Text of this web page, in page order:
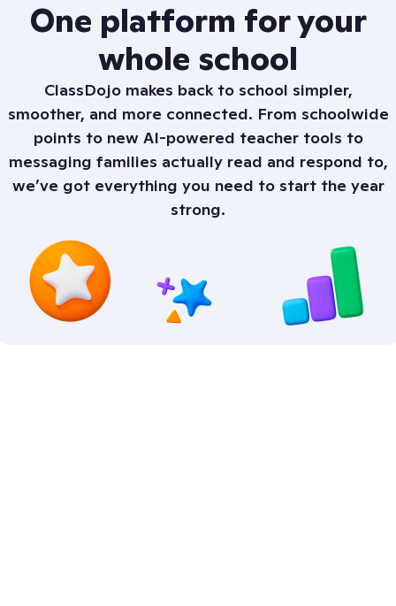
One platform for your
whole school
ClassDojo makes back to school simpler,
smoother, and more connected. From schoolwide
points to new AI-powered teacher tools to
messaging families actually read and respond to,
we’ve got everything you need to start the year
strong.